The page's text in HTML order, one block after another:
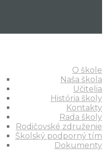
O škole
Naša škola
Učitelia
História školy
Kontakty
Rada školy
Rodičovské združenie
Školský podporný tím
Dokumenty